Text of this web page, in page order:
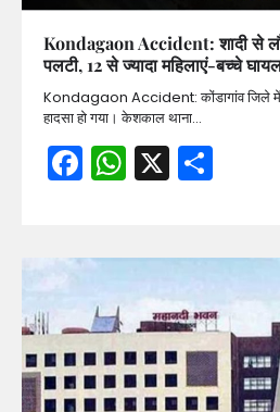
Kondagaon Accident: शादी से
पलटी, 12 से ज्यादा महिलाएं-बच्चे
Kondagaon Accident: कोंडागांव जिले में
हादसा हो गया। केशकाल थाना…
Facebook
WhatsApp
X